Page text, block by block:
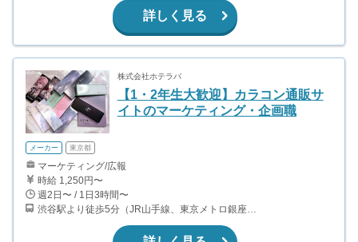
詳しく見る
株式会社ホテラバ
【1・2年生大歓迎】カラコン通販サ
イトのマーケティング・企画職
メーカー 東京都
マーケティング/広報
時給 1,250円〜
週2日〜 / 1日3時間〜
渋谷駅より徒歩5分（JR山手線、東京メトロ銀座・半蔵門・副都心線）